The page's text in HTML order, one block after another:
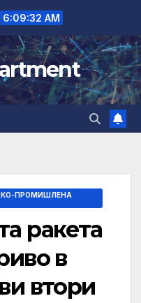
6:09:32 AM
ПРОМИШЛЕНА
ракета
в
втори